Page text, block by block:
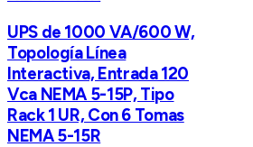
UPS de 1000 VA/600 W,
Topología Línea
Interactiva, Entrada 120
Vca NEMA 5-15P, Tipo
Rack 1 UR, Con 6 Tomas
NEMA 5-15R